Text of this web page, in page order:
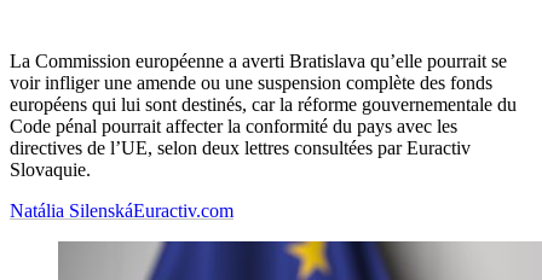
La Commission européenne a averti Bratislava qu’elle pourrait se
voir infliger une amende ou une suspension complète des fonds
européens qui lui sont destinés, car la réforme gouvernementale du
Code pénal pourrait affecter la conformité du pays avec les
directives de l’UE, selon deux lettres consultées par Euractiv
Slovaquie.
Natália SilenskáEuractiv.com